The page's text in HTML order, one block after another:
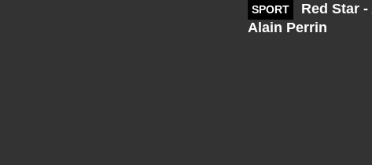
SPORT
Red Star
Alain Perrin